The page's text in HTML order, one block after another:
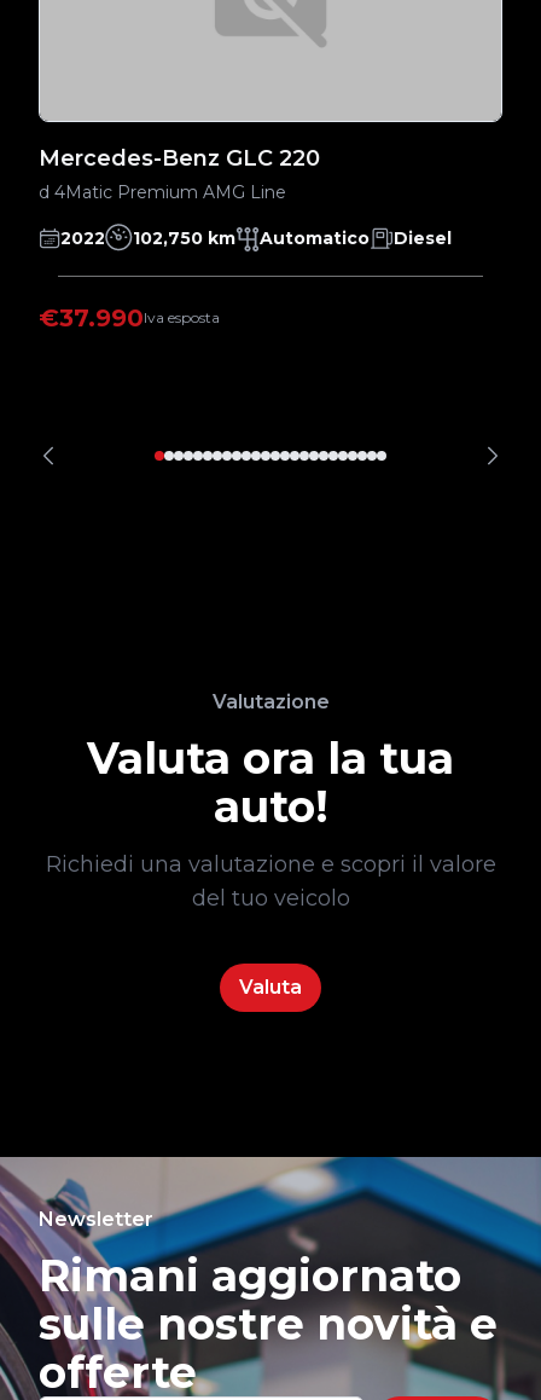
Mercedes-Benz GLC 220
d 4Matic Premium AMG Line
2022 102,750 km Automatico Diesel
€37.990Iva esposta
Valutazione
Valuta ora la tua
auto!
Richiedi una valutazione e scopri il valore
del tuo veicolo
Valuta
Newsletter
Rimani aggiornato
sulle nostre novità e
offerte